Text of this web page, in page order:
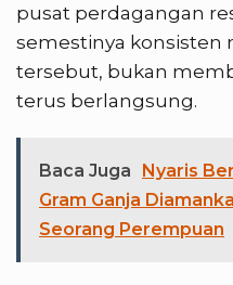
pusat perdagangan
semestinya konsisten
tersebut, bukan
terus berlangsung.
Baca Juga
Nyaris
Gram Ganja
Seorang Perempuan